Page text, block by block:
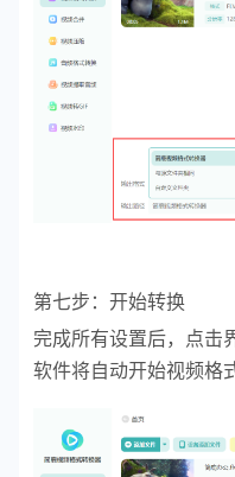
第七步：开始转换
完成所有设置后，点击
软件将自动开始视频格